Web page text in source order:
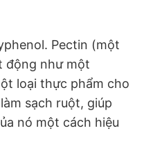
Pectin (một
động như một
loại thực phẩm cho
sạch ruột, giúp
nó một cách hiệu